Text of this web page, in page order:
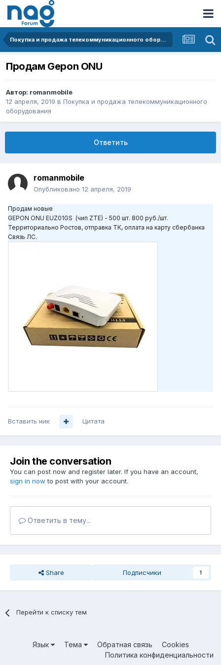
Покупка и продажа телекоммуникационного оборудования
Продам Gepon ONU
Автор: romanmobile
12 апреля, 2019 в Покупка и продажа телекоммуникационного
оборудования
Ответить
romanmobile
Опубликовано 12 апреля, 2019
Продам новые
GEPON ONU EUZ01GS (чип ZTE) - 500 шт. 800 руб./шт.
Территориально Ростов, отправка ТК, оплата на карту сбербанка
Связь ЛС.
Вставить ник Цитата
Join the conversation
You can post now and register later. If you have an account,
sign in now to post with your account.
Ответить в тему...
Share Подписчики 1
Перейти к списку тем
Язык Тема Обратная связь
Cookies
Политика конфиденциальности